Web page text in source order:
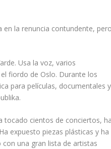
en la renuncia contundente,
Usa la voz, varios
fiordo de Oslo. Durante los
para películas, documentales y
tocado cientos de conciertos,
expuesto piezas plásticas y ha
una gran lista de artistas